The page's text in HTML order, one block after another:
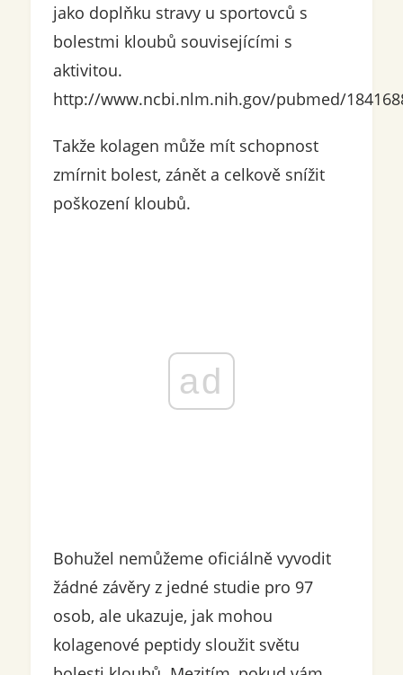
jako doplňku stravy u sportovců s
bolestmi kloubů souvisejícími s
aktivitou.
http://www.ncbi.nlm.nih.gov/pubmed/
Takže kolagen může mít schopnost
zmírnit bolest, zánět a celkově snížit
poškození kloubů.
ad
Bohužel nemůžeme oficiálně vyvodit
žádné závěry z jedné studie pro 97
osob, ale ukazuje, jak mohou
kolagenové peptidy sloužit světu